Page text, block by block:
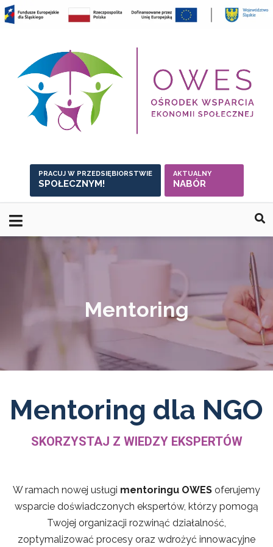
Skip
to
PRACUJ W PRZEDSIĘBIORSTWIE
SPOŁECZNYM!
AKTUALNY
NABÓR
Mentoring
Mentoring dla NGO
SKORZYSTAJ Z WIEDZY EKSPERTÓW
W ramach nowej usługi mentoringu OWES oferujemy
wsparcie doświadczonych ekspertów, którzy pomogą
Twojej organizacji rozwinąć działalność,
zoptymalizować procesy oraz wdrożyć innowacyjne